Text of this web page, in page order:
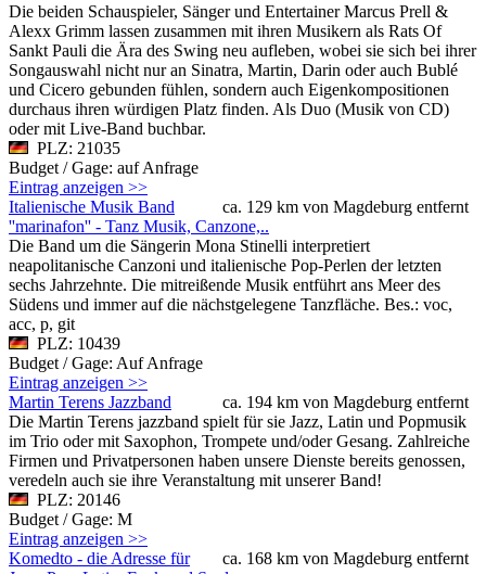
Die beiden Schauspieler, Sänger und Entertainer Marcus Prell &
Alexx Grimm lassen zusammen mit ihren Musikern als Rats Of
Sankt Pauli die Ära des Swing neu aufleben, wobei sie sich bei ihrer
Songauswahl nicht nur an Sinatra, Martin, Darin oder auch Bublé
und Cicero gebunden fühlen, sondern auch Eigenkompositionen
durchaus ihren würdigen Platz finden. Als Duo (Musik von CD)
oder mit Live-Band buchbar.
PLZ: 21035
Budget / Gage: auf Anfrage
Eintrag anzeigen >>
ca. 129 km von Magdeburg entfernt
Italienische Musik Band
''marinafon'' - Tanz Musik, Canzone,..
Die Band um die Sängerin Mona Stinelli interpretiert
neapolitanische Canzoni und italienische Pop-Perlen der letzten
sechs Jahrzehnte. Die mitreißende Musik entführt ans Meer des
Südens und immer auf die nächstgelegene Tanzfläche. Bes.: voc,
acc, p, git
PLZ: 10439
Budget / Gage: Auf Anfrage
Eintrag anzeigen >>
ca. 194 km von Magdeburg entfernt
Martin Terens Jazzband
Die Martin Terens jazzband spielt für sie Jazz, Latin und Popmusik
im Trio oder mit Saxophon, Trompete und/oder Gesang. Zahlreiche
Firmen und Privatpersonen haben unsere Dienste bereits genossen,
veredeln auch sie ihre Veranstaltung mit unserer Band!
PLZ: 20146
Budget / Gage: M
Eintrag anzeigen >>
ca. 168 km von Magdeburg entfernt
Komedto - die Adresse für